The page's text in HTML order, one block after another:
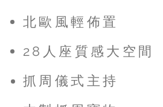
北歐風輕佈置
28人座質感大空間
抓周儀式主持